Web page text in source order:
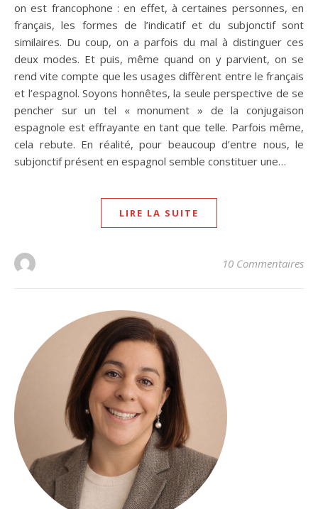
on est francophone : en effet, à certaines personnes, en
français, les formes de l’indicatif et du subjonctif sont
similaires. Du coup, on a parfois du mal à distinguer ces
deux modes. Et puis, même quand on y parvient, on se
rend vite compte que les usages diffèrent entre le français
et l’espagnol. Soyons honnêtes, la seule perspective de se
pencher sur un tel « monument » de la conjugaison
espagnole est effrayante en tant que telle. Parfois même,
cela rebute. En réalité, pour beaucoup d’entre nous, le
subjonctif présent en espagnol semble constituer une…
LIRE LA SUITE
10 Commentaires